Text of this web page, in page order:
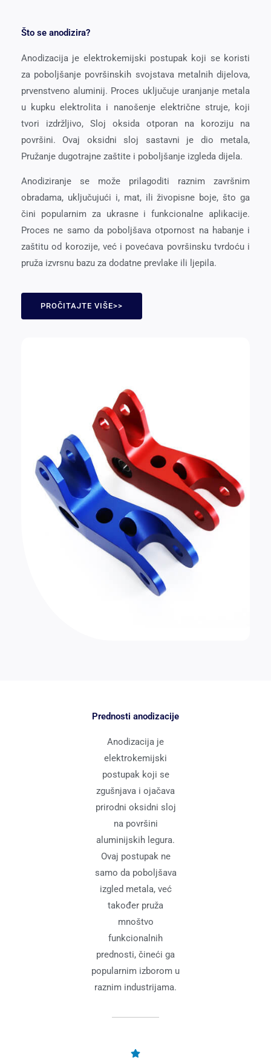
Što se anodizira?
Anodizacija je elektrokemijski postupak koji se koristi
za poboljšanje površinskih svojstava metalnih dijelova,
prvenstveno aluminij. Proces uključuje uranjanje metala
u kupku elektrolita i nanošenje električne struje, koji
tvori izdržljivo, Sloj oksida otporan na koroziju na
površini. Ovaj oksidni sloj sastavni je dio metala,
Pružanje dugotrajne zaštite i poboljšanje izgleda dijela.
Anodiziranje se može prilagoditi raznim završnim
obradama, uključujući i, mat, ili živopisne boje, što ga
čini popularnim za ukrasne i funkcionalne aplikacije.
Proces ne samo da poboljšava otpornost na habanje i
zaštitu od korozije, već i povećava površinsku tvrdoću i
pruža izvrsnu bazu za dodatne prevlake ili ljepila.
PROČITAJTE VIŠE>>
Prednosti anodizacije
Anodizacija je
elektrokemijski
postupak koji se
zgušnjava i ojačava
prirodni oksidni sloj
na površini
aluminijskih legura.
Ovaj postupak ne
samo da poboljšava
izgled metala, već
također pruža
mnoštvo
funkcionalnih
prednosti, čineći ga
popularnim izborom u
raznim industrijama.